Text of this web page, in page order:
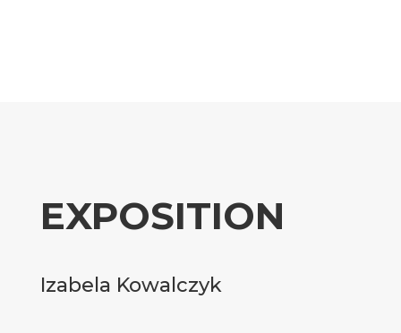
EXPOSITION
Izabela Kowalczyk